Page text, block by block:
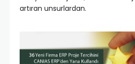
artıran unsurlardan.